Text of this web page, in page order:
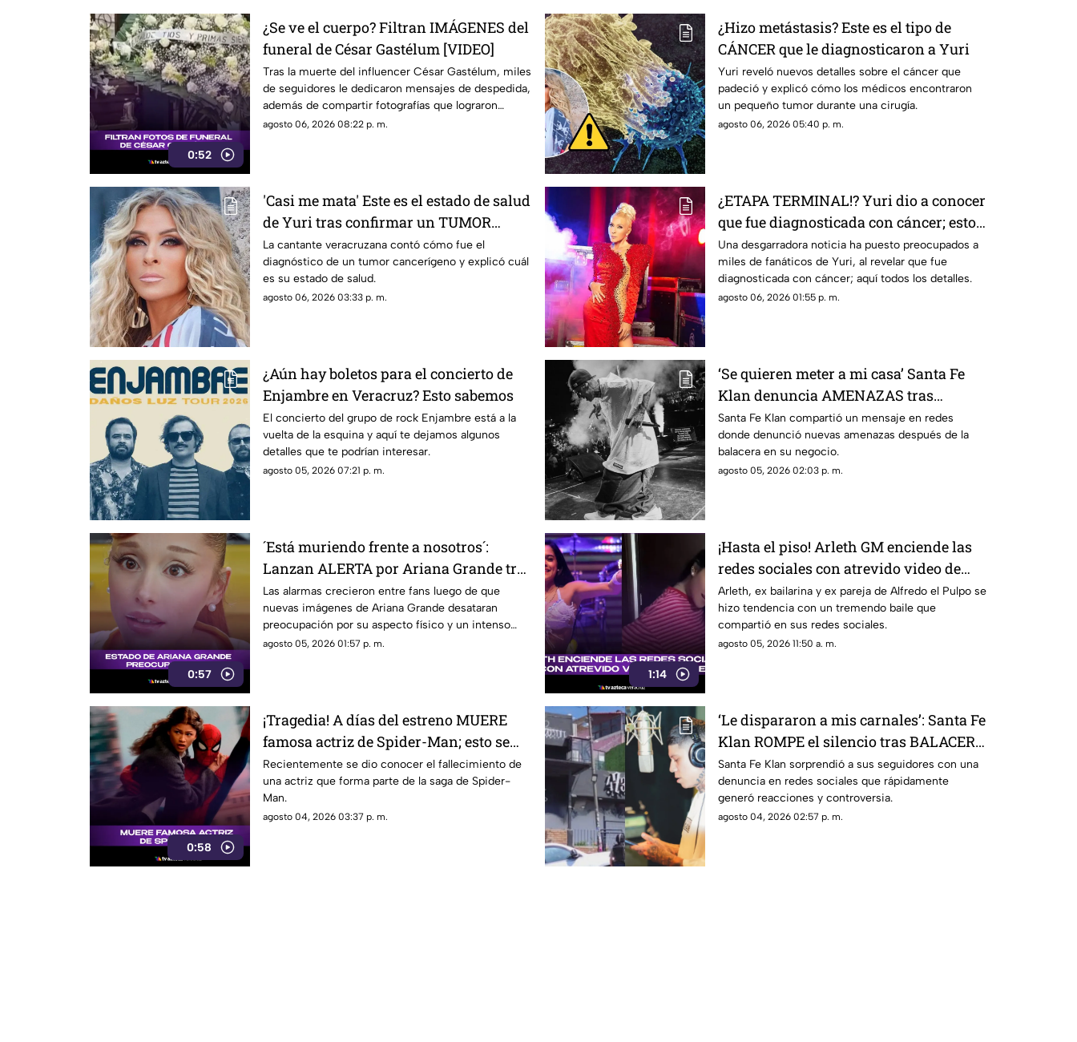
0:52
¿Se ve el cuerpo? Filtran IMÁGENES del
funeral de César Gastélum [VIDEO]
Tras la muerte del influencer César Gastélum, miles
de seguidores le dedicaron mensajes de despedida,
además de compartir fotografías que lograron
tomarle.
agosto 06, 2026 08:22 p. m.
¿Hizo metástasis? Este es el tipo de
CÁNCER que le diagnosticaron a Yuri
Yuri reveló nuevos detalles sobre el cáncer que
padeció y explicó cómo los médicos encontraron
un pequeño tumor durante una cirugía.
agosto 06, 2026 05:40 p. m.
'Casi me mata' Este es el estado de salud
de Yuri tras confirmar un TUMOR
cancerígeno
La cantante veracruzana contó cómo fue el
diagnóstico de un tumor cancerígeno y explicó cuál
es su estado de salud.
agosto 06, 2026 03:33 p. m.
¿ETAPA TERMINAL!? Yuri dio a conocer
que fue diagnosticada con cáncer; esto
se sabe
Una desgarradora noticia ha puesto preocupados a
miles de fanáticos de Yuri, al revelar que fue
diagnosticada con cáncer; aquí todos los detalles.
agosto 06, 2026 01:55 p. m.
¿Aún hay boletos para el concierto de
Enjambre en Veracruz? Esto sabemos
El concierto del grupo de rock Enjambre está a la
vuelta de la esquina y aquí te dejamos algunos
detalles que te podrían interesar.
agosto 05, 2026 07:21 p. m.
‘Se quieren meter a mi casa’ Santa Fe
Klan denuncia AMENAZAS tras
balacera en su tienda
Santa Fe Klan compartió un mensaje en redes
donde denunció nuevas amenazas después de la
balacera en su negocio.
agosto 05, 2026 02:03 p. m.
0:57
´Está muriendo frente a nosotros´:
Lanzan ALERTA por Ariana Grande tras
revelar estado actual
Las alarmas crecieron entre fans luego de que
nuevas imágenes de Ariana Grande desataran
preocupación por su aspecto físico y un intenso
debate en redes.
agosto 05, 2026 01:57 p. m.
1:14
¡Hasta el piso! Arleth GM enciende las
redes sociales con atrevido video de
baile
Arleth, ex bailarina y ex pareja de Alfredo el Pulpo se
hizo tendencia con un tremendo baile que
compartió en sus redes sociales.
agosto 05, 2026 11:50 a. m.
0:58
¡Tragedia! A días del estreno MUERE
famosa actriz de Spider-Man; esto se
sabe
Recientemente se dio conocer el fallecimiento de
una actriz que forma parte de la saga de Spider-
Man.
agosto 04, 2026 03:37 p. m.
‘Le dispararon a mis carnales’: Santa Fe
Klan ROMPE el silencio tras BALACERA
en su tienda; esto se sabe
Santa Fe Klan sorprendió a sus seguidores con una
denuncia en redes sociales que rápidamente
generó reacciones y controversia.
agosto 04, 2026 02:57 p. m.